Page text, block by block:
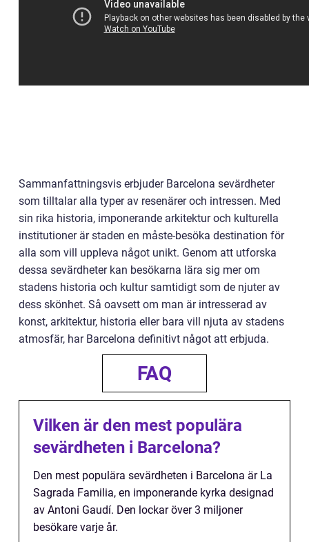
Sammanfattningsvis erbjuder Barcelona sevärdheter
som tilltalar alla typer av resenärer och intressen. Med
sin rika historia, imponerande arkitektur och kulturella
institutioner är staden en måste-besöka destination för
alla som vill uppleva något unikt. Genom att utforska
dessa sevärdheter kan besökarna lära sig mer om
stadens historia och kultur samtidigt som de njuter av
dess skönhet. Så oavsett om man är intresserad av
konst, arkitektur, historia eller bara vill njuta av stadens
atmosfär, har Barcelona definitivt något att erbjuda.
FAQ
Vilken är den mest populära
sevärdheten i Barcelona?
Den mest populära sevärdheten i Barcelona är La
Sagrada Familia, en imponerande kyrka designad
av Antoni Gaudí. Den lockar över 3 miljoner
besökare varje år.